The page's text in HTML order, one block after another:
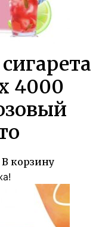
4000
В корзину